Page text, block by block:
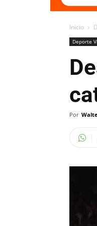
Inicio
Deporte
Por